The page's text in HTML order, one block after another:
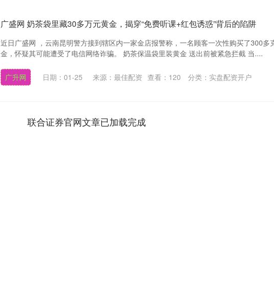
广盛网 奶茶袋里藏30多万元黄金，揭穿“免费听课+红包诱惑”背后的陷阱
近日广盛网 ，云南昆明警方接到辖区内一家金店报警称，一名顾客一次性购买了300多
金，怀疑其可能遭受了电信网络诈骗。 奶茶保温袋里装黄金 送出前被紧急拦截 当....
广升网 日期：01-25 来源：最佳配资 查看： 120 分类： 实盘配资开户
联合证券官网文章已加载完成